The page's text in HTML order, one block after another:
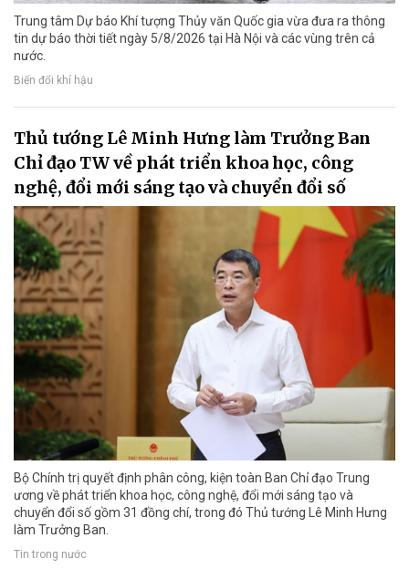
Trung tâm Dự báo Khí tượng Thủy văn Quốc gia vừa đưa ra thông
tin dự báo thời tiết ngày 5/8/2026 tại Hà Nội và các vùng trên cả
nước.
Biến đổi khí hậu
Thủ tướng Lê Minh Hưng làm Trưởng Ban
Chỉ đạo TW về phát triển khoa học, công
nghệ, đổi mới sáng tạo và chuyển đổi số
Bộ Chính trị quyết định phân công, kiện toàn Ban Chỉ đạo Trung
ương về phát triển khoa học, công nghệ, đổi mới sáng tạo và
chuyển đổi số gồm 31 đồng chí, trong đó Thủ tướng Lê Minh Hưng
làm Trưởng Ban.
Tin trong nước